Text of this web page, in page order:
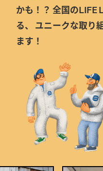
かも！？ 全国のLIFE
る、
ユニークな取り
ます！